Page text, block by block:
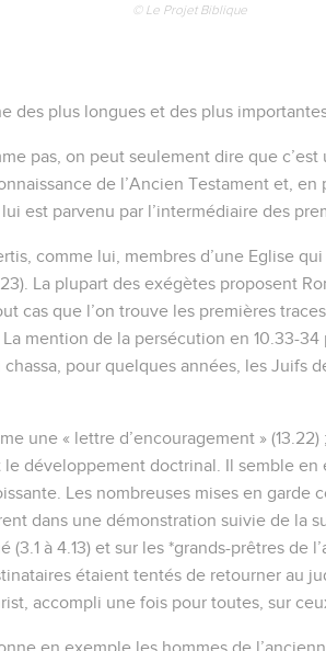
© Le Projet Biblique
des plus longues et des plus
pas, on peut seulement dire que
de l’Ancien Testament et,
est parvenu par l’intermédiaire des
comme lui, membres d’une Eglise
La plupart des exégètes proposent
cas que l’on trouve les premières
mention de la persécution en 10.33-34
chassa, pour quelques années, les Juifs
une « lettre d’encouragement »
développement doctrinal. Il semble
Les nombreuses mises en garde
dans une démonstration suivie de la
(3.1 à 4.13) et sur les *grands-prêtres de
étaient tentés de retourner au
accompli une fois pour toutes, sur ceux
en exemple les hommes de